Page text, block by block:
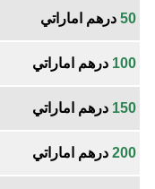
50 درهم اماراتي
100 درهم اماراتي
150 درهم اماراتي
200 درهم اماراتي